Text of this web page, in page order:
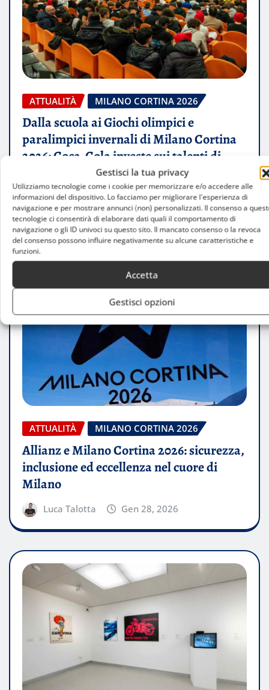
Gestisci la tua privacy
Utilizziamo tecnologie come i cookie per memorizzare e/o accedere alle
informazioni del dispositivo. Lo facciamo per migliorare l'esperienza di
navigazione e per mostrare annunci (non) personalizzati. Il consenso a
tecnologie ci consentirà di elaborare dati quali il comportamento di
navigazione o gli ID univoci su questo sito. Il mancato consenso o la revoca
del consenso possono influire negativamente su alcune caratteristiche e
funzioni.
Accetta
Gestisci opzioni
ATTUALITÀ MILANO CORTINA 2026
Dalla scuola ai Giochi olimpici e
paralimpici invernali di Milano Cortina
2026: Coca-Cola investe sui talenti di
Luca Talotta Feb 6, 2026
ATTUALITÀ MILANO CORTINA 2026
Allianz e Milano Cortina 2026: sicurezza,
inclusione ed eccellenza nel cuore di
Milano
Luca Talotta Gen 28, 2026